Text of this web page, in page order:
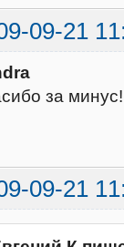
09-21
за минус!
09-21